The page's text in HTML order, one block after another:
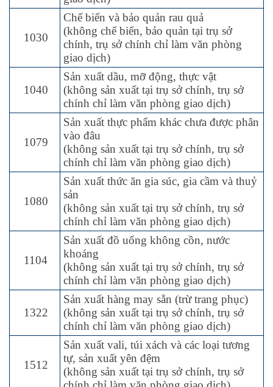
1030
Chế biến và bảo quản rau quả
(không chế biến, bảo quản tại trụ sở
chính, trụ sở chính chỉ làm văn phòng
giao dịch)
1040
Sản xuất dầu, mỡ động, thực vật
(không sản xuất tại trụ sở chính, trụ sở
chính chỉ làm văn phòng giao dịch)
1079
Sản xuất thực phẩm khác chưa được phân
vào đâu
(không sản xuất tại trụ sở chính, trụ sở
chính chỉ làm văn phòng giao dịch)
1080
Sản xuất thức ăn gia súc, gia cầm và thuỷ
sản
(không sản xuất tại trụ sở chính, trụ sở
chính chỉ làm văn phòng giao dịch)
1104
Sản xuất đồ uống không cồn, nước
khoáng
(không sản xuất tại trụ sở chính, trụ sở
chính chỉ làm văn phòng giao dịch)
1322
Sản xuất hàng may sẵn (trừ trang phục)
(không sản xuất tại trụ sở chính, trụ sở
chính chỉ làm văn phòng giao dịch)
1512
Sản xuất vali, túi xách và các loại tương
tự, sản xuất yên đệm
(không sản xuất tại trụ sở chính, trụ sở